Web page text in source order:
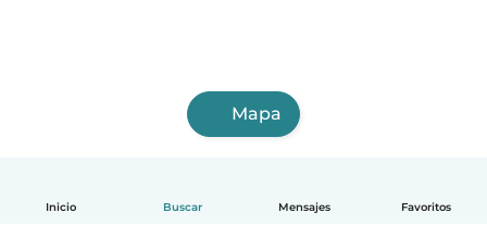
Inicio Buscar Mensajes Favoritos
Mapa